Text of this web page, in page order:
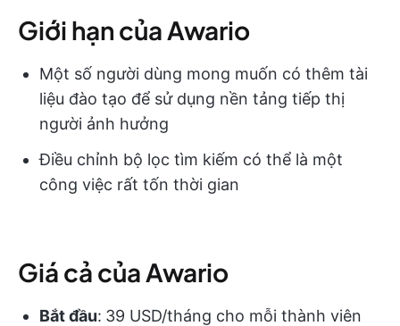
Giới hạn của Awario
Một số người dùng mong muốn có thêm tài
liệu đào tạo để sử dụng nền tảng tiếp thị
người ảnh hưởng
Điều chỉnh bộ lọc tìm kiếm có thể là một
công việc rất tốn thời gian
Giá cả của Awario
Bắt đầu: 39 USD/tháng cho mỗi thành viên